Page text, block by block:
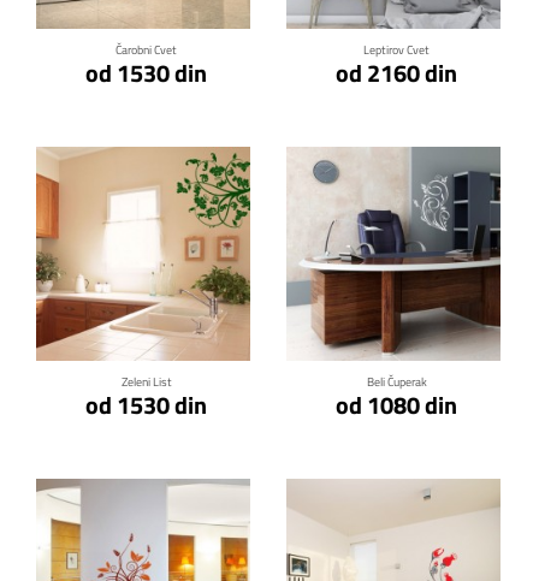
Čarobni Cvet
od 1530 din
Leptirov Cvet
od 2160 din
Zeleni List
od 1530 din
Klikni za detalje
Beli Čuperak
od 1080 din
Klikni za detalje